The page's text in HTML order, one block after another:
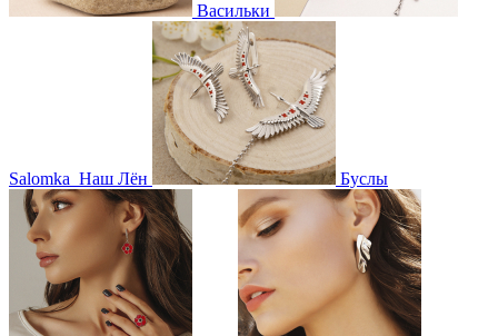
Васильки
Salomka Наш Лён Буслы